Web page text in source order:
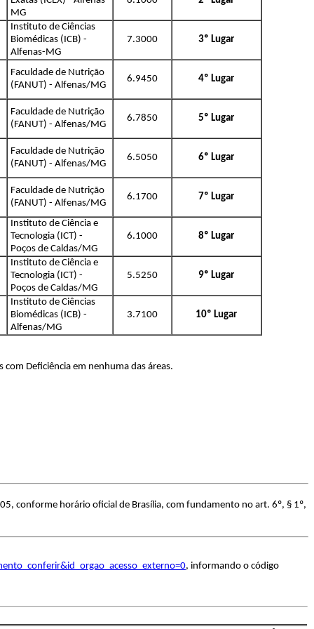
MG
Instituto de Ciências
Biomédicas (ICB) -
Alfenas-MG
7.3000 3º Lugar
Faculdade de Nutrição
(FANUT) - Alfenas/MG
6.9450 4º Lugar
Faculdade de Nutrição
(FANUT) - Alfenas/MG
6.7850 5º Lugar
Faculdade de Nutrição
(FANUT) - Alfenas/MG
6.5050 6º Lugar
Faculdade de Nutrição
(FANUT) - Alfenas/MG
6.1700 7º Lugar
Instituto de Ciência e
Tecnologia (ICT) -
Poços de Caldas/MG
6.1000 8º Lugar
Instituto de Ciência e
Tecnologia (ICT) -
Poços de Caldas/MG
5.5250 9º Lugar
Instituto de Ciências
Biomédicas (ICB) -
Alfenas/MG
3.7100 10º Lugar
Deficiência em nenhuma das áreas.
conforme horário oficial de Brasília, com fundamento no art. 6º, § 1º,
, informando o código